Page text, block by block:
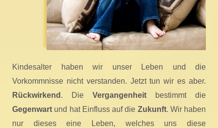
Kindesalter haben wir unser Leben und die
Vorkommnisse nicht verstanden. Jetzt tun wir es aber.
Rückwirkend . Die Vergangenheit bestimmt die
Gegenwart und hat Einfluss auf die Zukunft. Wir haben
nur dieses eine Leben, welches uns diese